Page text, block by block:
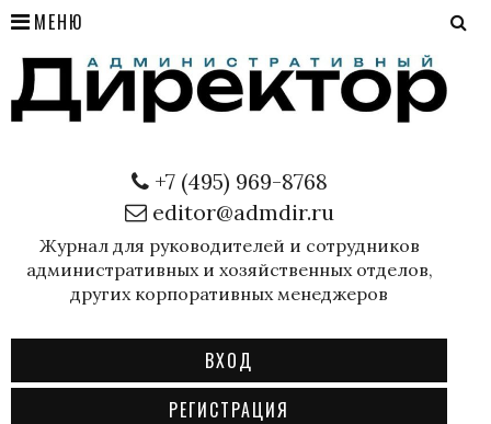
МЕНЮ
+7 (495) 969-8768
editor@admdir.ru
Журнал для руководителей и сотрудников
административных и хозяйственных отделов,
других корпоративных менеджеров
ВХОД
РЕГИСТРАЦИЯ